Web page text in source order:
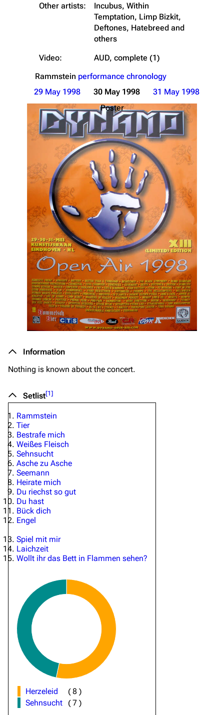
Other artists:
Incubus, Within
Temptation, Limp Bizkit,
Deftones, Hatebreed and
others
Video:
AUD, complete (1)
Rammstein performance chronology
29 May 1998
30 May 1998
31 May 1998
Poster
Information
Nothing is known about the concert.
Setlist[1]
Rammstein
Tier
Bestrafe mich
Weißes Fleisch
Sehnsucht
Asche zu Asche
Seemann
Heirate mich
Du riechst so gut
Du hast
Bück dich
Engel
Spiel mit mir
Laichzeit
Wollt ihr das Bett in Flammen sehen?
Herzeleid (8 )
Sehnsucht
(7 )